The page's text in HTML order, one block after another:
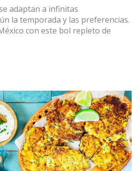
adaptan a infinitas
la temporada y las preferencias.
con este bol repleto de